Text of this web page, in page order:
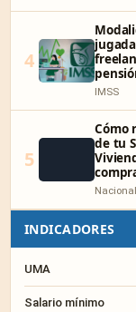
4
IMSS
5
Cómo
de tu
Nacional
INDICADORES
UMA
Salario mínimo